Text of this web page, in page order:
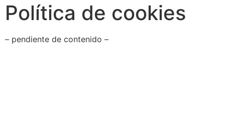
Política de cookies
– pendiente de contenido –